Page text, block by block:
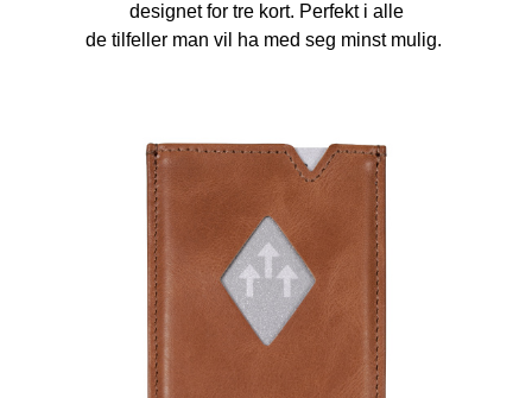
designet for tre kort. Perfekt i alle
de tilfeller man vil ha med seg minst mulig.